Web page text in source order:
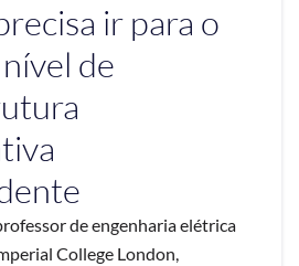
ir para o
de
de engenharia elétrica
College London,